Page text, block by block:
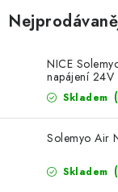
NEREZ, INOX
ARCHIV
HLINÍKOVÝ
OTOČNÉ ŽALUZIE
NICE
napájení
Skladem
Solemyo Air
Skladem